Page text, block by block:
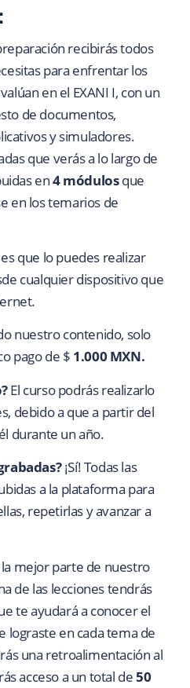
recibirás todos
para enfrentar los
en el EXANI I, con un
de documentos,
y simuladores.
que verás a lo largo de
en4 módulosque
en los temarios de
que lo puedes realizar
cualquier dispositivo que
nuestro contenido, solo
pago de $ 1.000 MXN.
El curso podrás realizarlo
debido a que a partir del
durante un año.
¡Sí! Todas las
a la plataforma para
repetirlas y avanzar a
mejor parte de nuestro
de las lecciones tendrás
te ayudará a conocer el
lograste en cada tema de
una retroalimentación al
acceso a un total de50